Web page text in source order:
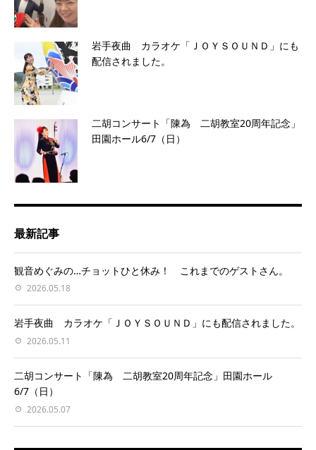
岩手夜曲 カラオケ「ＪＯＹＳＯＵＮＤ」にも
配信されました。
二胡コンサート「陳為 二胡教室20周年記念」
田園ホール6/7（日）
最新記事
観音めぐみの…チョットひと休み！ これまでのゲストさん。
2026.05.18
岩手夜曲 カラオケ「ＪＯＹＳＯＵＮＤ」にも配信されました。
2026.05.11
二胡コンサート「陳為 二胡教室20周年記念」田園ホール
6/7（日）
2026.05.07